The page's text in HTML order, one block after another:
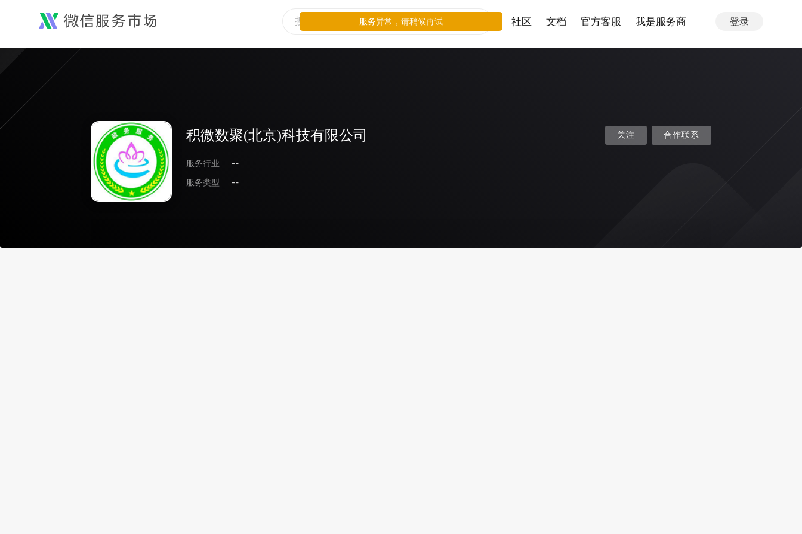
社区 文档 官方客服 我是服务商 登录
积微数聚(北京)科技有限公司
服务行业
--
服务类型
--
关注 合作联系
服务异常，请稍候再试